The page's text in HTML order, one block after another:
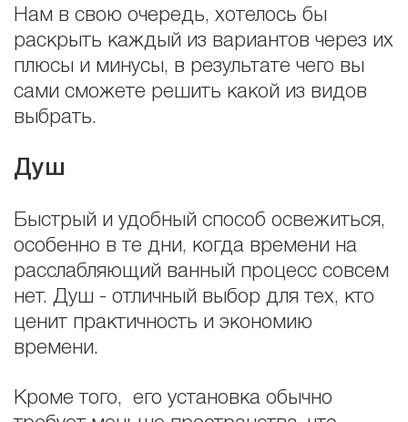
Нам в свою очередь, хотелось бы
раскрыть каждый из вариантов через их
плюсы и минусы, в результате чего вы
сами сможете решить какой из видов
выбрать.
Душ
Быстрый и удобный способ освежиться,
особенно в те дни, когда времени на
расслабляющий ванный процесс совсем
нет. Душ - отличный выбор для тех, кто
ценит практичность и экономию
времени.
Кроме того, его установка обычно